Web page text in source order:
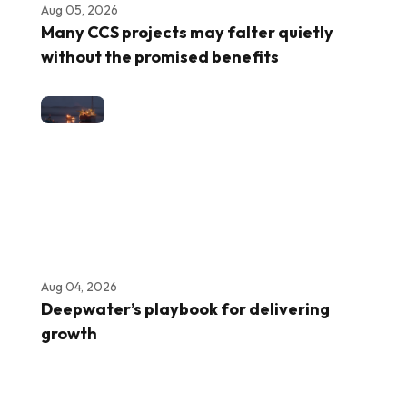
Aug 05, 2026
Many CCS projects may falter quietly
without the promised benefits
Aug 04, 2026
Deepwater’s playbook for delivering
growth